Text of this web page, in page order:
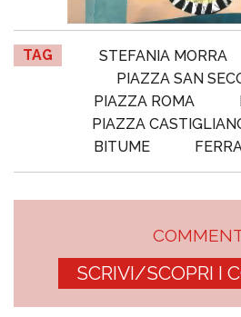
TAG STEFANIA MORRA
PIAZZA SAN
PIAZZA ROMA
PIAZZA
BITUME
SCRIVI/SCOPRI I